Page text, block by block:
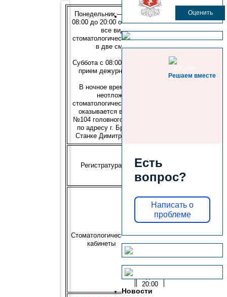
Понедельник — пятница с
08:00 до 20:00 оказываются
все виды
стоматологической помощи
в две смены
Суббота с 08:00 до 20:00 —
прием дежурного врача
В ночное время с 20:00
неотложная
стоматологическая помощь
оказывается в кабинете
№104 головного отделения
по адресу г. Брянск, пр-т
Станке Димитрова, д.11-а
Регистратура
07:00
до
20:00
Стоматологические
кабинеты
1
смена
08:00
14:00
2
с
14:00
20:00
Оценить
Решаем вместе
Есть
вопрос?
Написать о
проблеме
Новости